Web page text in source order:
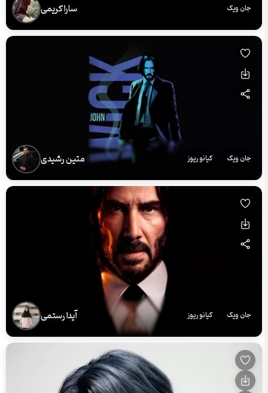
جان ویک سارا کریمی
جان ویک کیانو ریوز متین رشیدی
جان ویک کیانو ریوز آیدا رستمی